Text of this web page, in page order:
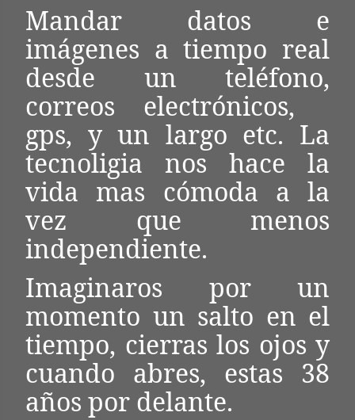
Mandar datos e
imágenes a tiempo real
desde un teléfono,
correos electrónicos,
gps, y un largo etc. La
tecnoligia nos hace la
vida mas cómoda a la
vez que menos
independiente.
Imaginaros por un
momento un salto en el
tiempo, cierras los ojos y
cuando abres, estas 38
años por delante.